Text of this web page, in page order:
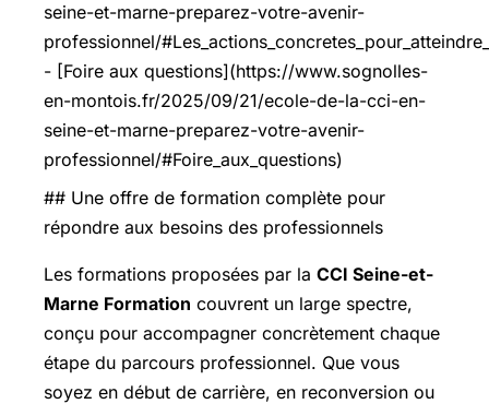
seine-et-marne-preparez-votre-avenir-
professionnel/
- [Foire aux questions](https://www.sognolles-
en-montois.fr/2025/09/21/ecole-de-la-cci-en-
seine-et-marne-preparez-votre-avenir-
professionnel/#Foire_aux_questions)
## Une offre de formation complète pour
répondre aux besoins des professionnels
Les formations proposées par la CCI Seine-et-
Marne Formation couvrent un large spectre,
conçu pour accompagner concrètement chaque
étape du parcours professionnel. Que vous
soyez en début de carrière, en reconversion ou